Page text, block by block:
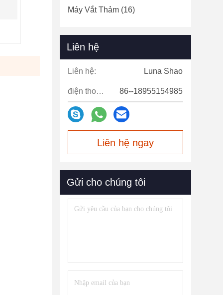
Máy Vắt Thảm (16)
Liên hệ
Liên hệ: Luna Shao
điện thoại: 86--18955154985
Liên hệ ngay
Gửi cho chúng tôi